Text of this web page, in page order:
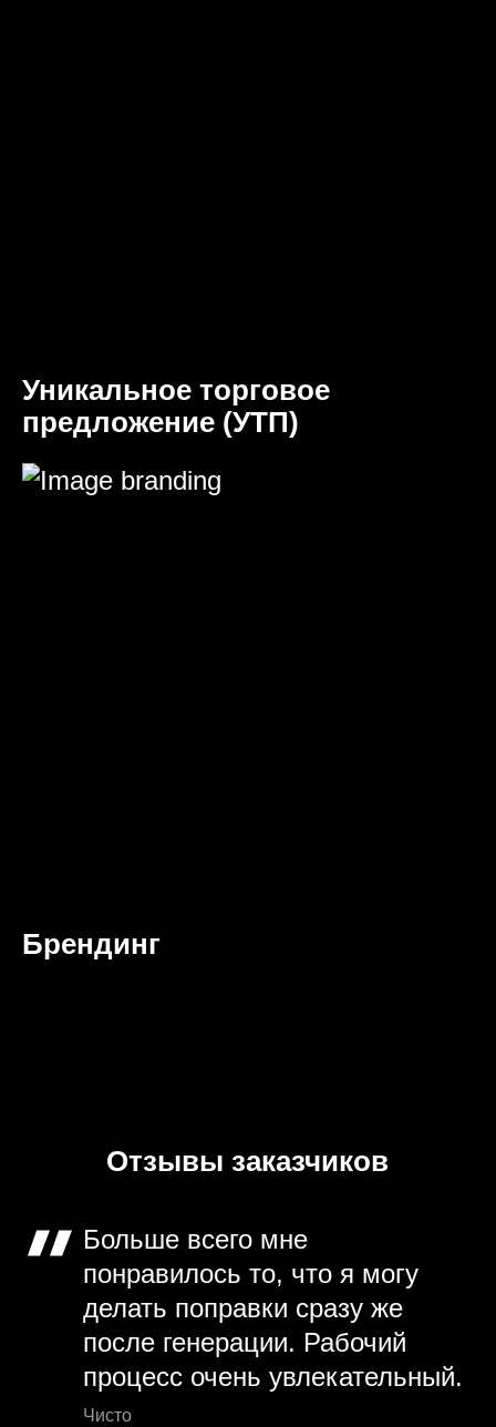
Уникальное торговое
предложение (УТП)
Брендинг
Отзывы заказчиков
Больше всего мне
понравилось то, что я могу
делать поправки сразу же
после генерации. Рабочий
процесс очень увлекательный.
Чисто